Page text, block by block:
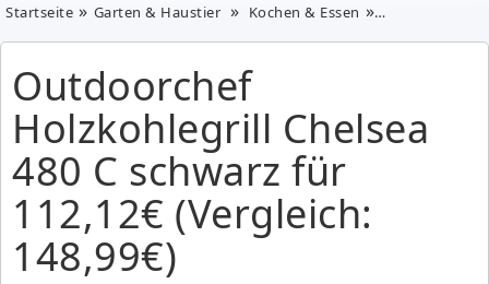
Startseite Garten & Haustier Kochen & Essen Outdoorchef
Outdoorchef
Holzkohlegrill Chelsea
480 C schwarz für
112,12€ (Vergleich:
148,99€)